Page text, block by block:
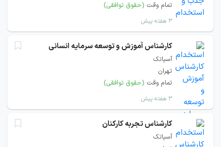
تمام وقت (حقوق توافقی)
۳ هفته پیش
کارشناس آموزش و توسعه سرمایه انسانی
آسیاتک
تهران
تمام وقت (حقوق توافقی)
۳ هفته پیش
کارشناس تجربه کارکنان
آسیاتک